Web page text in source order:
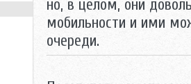
но, в целом, они
мобильности и ими
очереди.